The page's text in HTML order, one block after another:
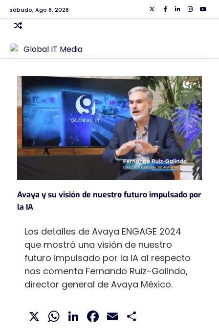
Skip
to
content
sábado, Ago 8, 2026 TwiiterFacebook
Linkedin
Avaya y su visión de nuestro futuro impulsado por
la IA
X WhatsApp
LinkedIn
Facebook
Email
Los detalles de Avaya ENGAGE 2024
que mostró una visión de nuestro
futuro impulsado por la IA al respecto
nos comenta Fernando Ruiz-Galindo,
director general de Avaya México.